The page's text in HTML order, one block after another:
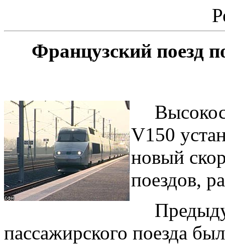
Французский поезд
V150
новый
поездов,
пассажирского поезда